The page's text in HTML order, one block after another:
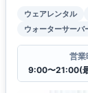
ウェアレンタル
ウォーターサーバ
営業
9:00〜21:00(